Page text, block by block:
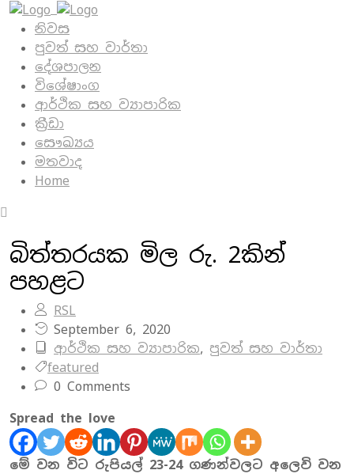
නිවස
පුවත් සහ වාර්තා
දේශපාලන
විශේෂාංග
ආර්ථික සහ ව්‍යාපාරික
ක්‍රීඩා
සෞඛ්‍යය
මතවාද
Home
බිත්තරයක මිල රු. 2කින්
පහළට
RSL
September 6, 2020
ආර්ථික සහ ව්‍යාපාරික, පුවත් සහ වාර්තා
featured
0 Comments
Spread the love
මේ වන විට රුපියල් 23-24 ගණන්වලට අලෙවි වන